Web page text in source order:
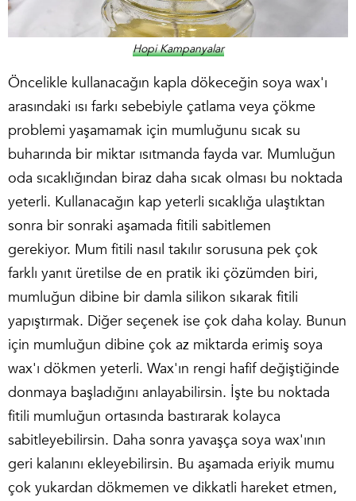
Hopi Kampanyalar
Öncelikle kullanacağın kapla dökeceğin soya wax'ı
arasındaki ısı farkı sebebiyle çatlama veya çökme
problemi yaşamamak için mumluğunu sıcak su
buharında bir miktar ısıtmanda fayda var. Mumluğun
oda sıcaklığından biraz daha sıcak olması bu noktada
yeterli. Kullanacağın kap yeterli sıcaklığa ulaştıktan
sonra bir sonraki aşamada fitili sabitlemen
gerekiyor. Mum fitili nasıl takılır sorusuna pek çok
farklı yanıt üretilse de en pratik iki çözümden biri,
mumluğun dibine bir damla silikon sıkarak fitili
yapıştırmak. Diğer seçenek ise çok daha kolay. Bunun
için mumluğun dibine çok az miktarda erimiş soya
wax'ı dökmen yeterli. Wax'ın rengi hafif değiştiğinde
donmaya başladığını anlayabilirsin. İşte bu noktada
fitili mumluğun ortasında bastırarak kolayca
sabitleyebilirsin. Daha sonra yavaşça soya wax'ının
geri kalanını ekleyebilirsin. Bu aşamada eriyik mumu
çok yukardan dökmemen ve dikkatli hareket etmen,